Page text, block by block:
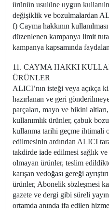
ürünün usulüne uygun
değişiklik ve bozulmalardan
f) Cayma hakkının
düzenlenen kampanya limit
kampanya kapsamında
11. CAYMA HAKKI
ÜRÜNLER
ALICI’nın isteği veya açıkça
hazırlanan ve geri
parçaları, mayo ve bikini
kullanımlık ürünler, çabuk
kullanma tarihi geçme ihtimali
edilmesinin ardından ALICI
takdirde iade edilmesi sağlık
olmayan ürünler, teslim
karışan vedoğası gereği
ürünler, Abonelik sözleşmesi
gazete ve dergi gibi süreli
ortamda anında ifa edilen